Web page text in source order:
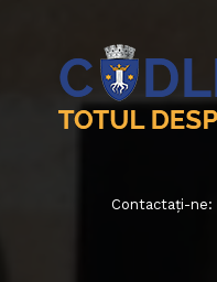
Contactați-ne: